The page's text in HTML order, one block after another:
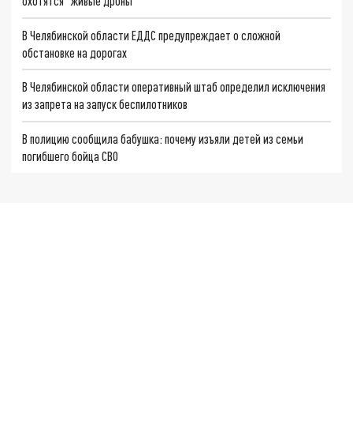
В Челябинской области ЕДДС предупреждает о сложной
обстановке на дорогах
В Челябинской области оперативный штаб определил исключения
из запрета на запуск беспилотников
В полицию сообщила бабушка: почему изъяли детей из семьи
погибшего бойца СВО